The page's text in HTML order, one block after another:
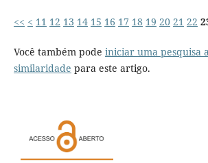
<< < 11 12 13 14 15 16 17 18 19 20 21 22
Você também pode iniciar uma pesquisa
similaridade para este artigo.